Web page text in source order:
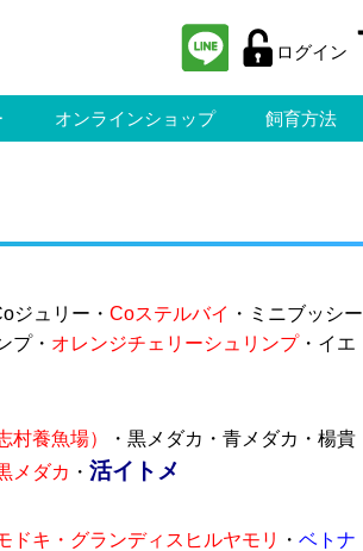
ログイン
オンラインショップ 飼育方法
ジュリー・ Coステルバイ ・ミニブッシー
プ・ オレンジチェリーシュリンプ・イエ
村養魚場）
・黒メダカ・青メダカ・楊貴
メダカ ・ 活イトメ
ドキ・グランディスヒルヤモリ ・ ベトナ